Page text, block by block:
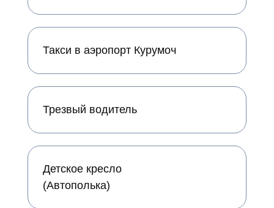
Такси в аэропорт Курумоч
Трезвый водитель
Детское кресло
(Автополька)